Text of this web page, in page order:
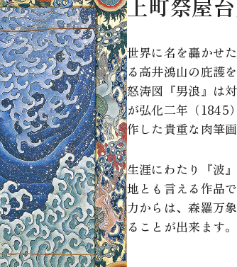
上町祭屋
世界に名を轟かせ
る高井鴻山の庇護
怒涛図『男浪』は
が弘化二年（1845
作した貴重な肉筆画
生涯にわたり『波
地とも言える作品
力からは、森羅万
ることが出来ます。